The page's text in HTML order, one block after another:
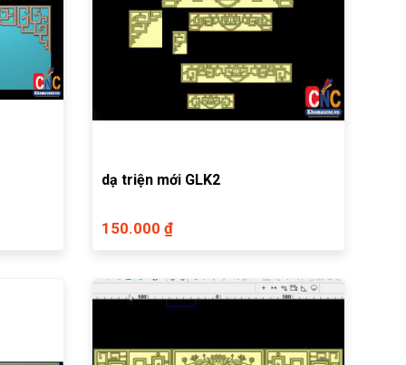
dạ triện mới GLK2
150.000 ₫